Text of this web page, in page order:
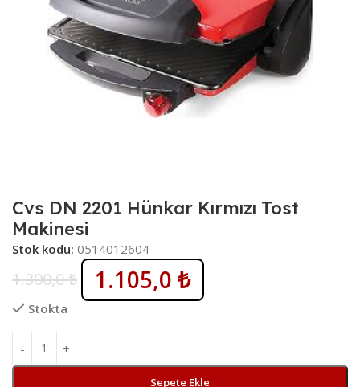
Cvs DN 2201 Hünkar Kırmızı Tost
Makinesi
Stok kodu: 0514012604
1.300,0₺ 1.105,0 ₺
Stokta
Sepete Ekle